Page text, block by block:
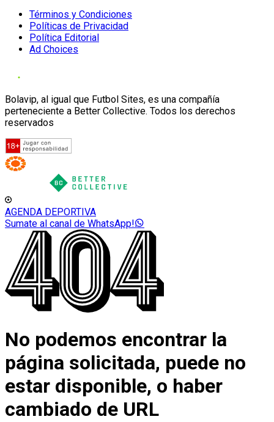
Términos y Condiciones
Políticas de Privacidad
Política Editorial
Ad Choices
Bolavip, al igual que Futbol Sites, es una compañía
perteneciente a Better Collective. Todos los derechos
reservados
AGENDA DEPORTIVA
Sumate al canal de WhatsApp!
No podemos encontrar la
página solicitada, puede no
estar disponible, o haber
cambiado de URL